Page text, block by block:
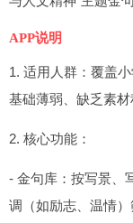
APP说明
1. 适用人群：覆盖
基础薄弱、缺乏素材
2. 核心功能：
- 金句库：按写景、
调（如励志、温情）